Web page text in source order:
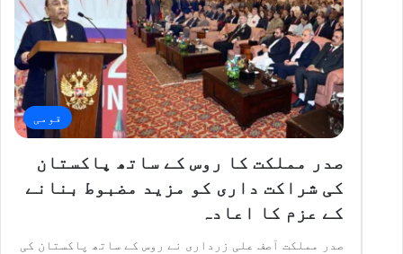
قومی
صدر مملکت کا روس کے ساتھ پاکستان
کی شراکت داری کو مزید مضبوط بنانے
کے عزم کا اعادہ
صدر مملکت آصف علی زرداری نے روس کے ساتھ پاکستان کی